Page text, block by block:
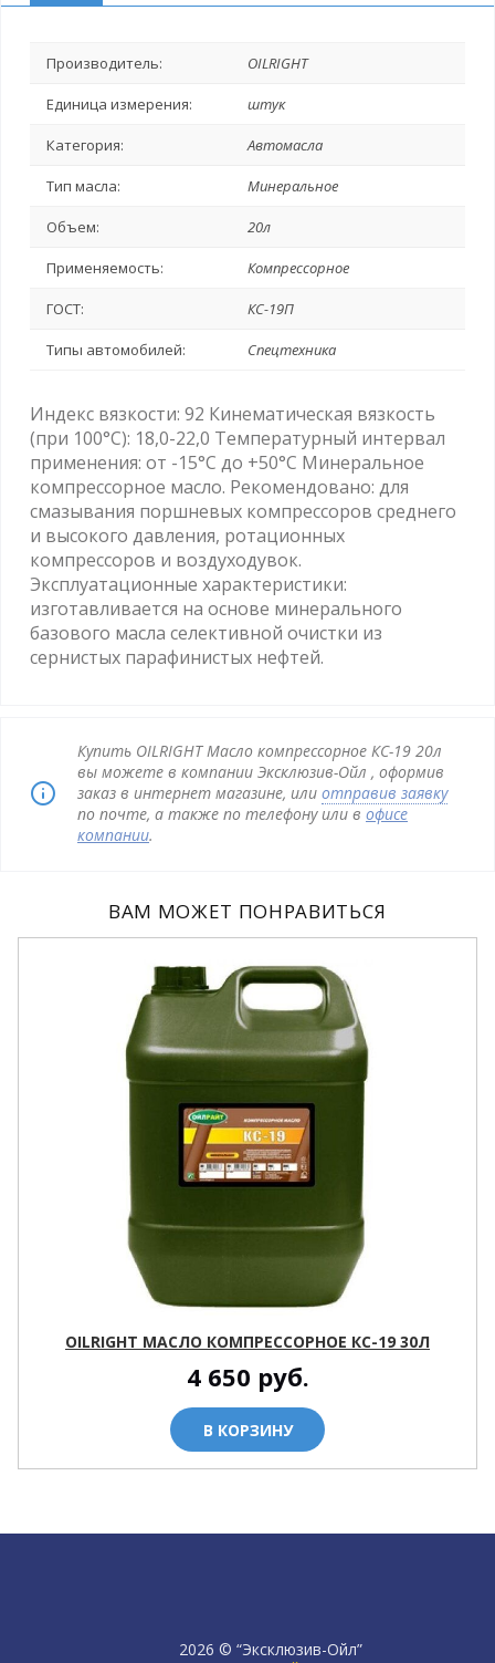
Производитель: OILRIGHT
Единица измерения: штук
Категория: Автомасла
Тип масла: Минеральное
Объем: 20л
Применяемость: Компрессорное
ГОСТ: КС-19П
Типы автомобилей: Спецтехника
Индекс вязкости: 92 Кинематическая вязкость
(при 100°С): 18,0-22,0 Температурный интервал
применения: от -15°С до +50°С Минеральное
компрессорное масло. Рекомендовано: для
смазывания поршневых компрессоров среднего
и высокого давления, ротационных
компрессоров и воздуходувок.
Эксплуатационные характеристики:
изготавливается на основе минерального
базового масла селективной очистки из
сернистых парафинистых нефтей.
Купить OILRIGHT Масло компрессорное КС-19 20л
вы можете в компании Эксклюзив-Ойл , оформив
заказ в интернет магазине, или отправив заявку
по почте, а также по телефону или в офисе
компании.
ВАМ МОЖЕТ ПОНРАВИТЬСЯ
OILRIGHT МАСЛО КОМПРЕССОРНОЕ КС-19 30Л
4 650 руб.
В КОРЗИНУ
2026 © “Эксклюзив-Ойл”